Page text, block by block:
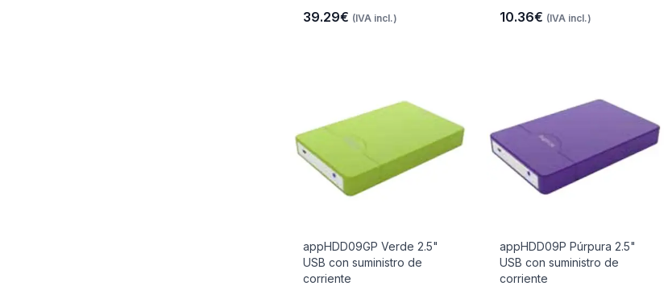
39.29€ (IVA incl.) 10.36€ (IVA incl.)
appHDD09GP Verde 2.5"
USB con suministro de
corriente
appHDD09P Púrpura 2.5"
USB con suministro de
corriente